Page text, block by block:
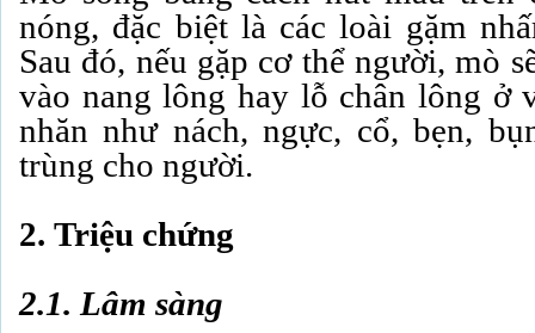
nóng, đặc biệt là các loài gặm
Sau đó, nếu gặp cơ thể người, mò
vào nang lông hay lỗ chân lông ở
nhăn như nách, ngực, cổ, bẹn,
trùng cho người.
2. Triệu chứng
2.1. Lâm sàng